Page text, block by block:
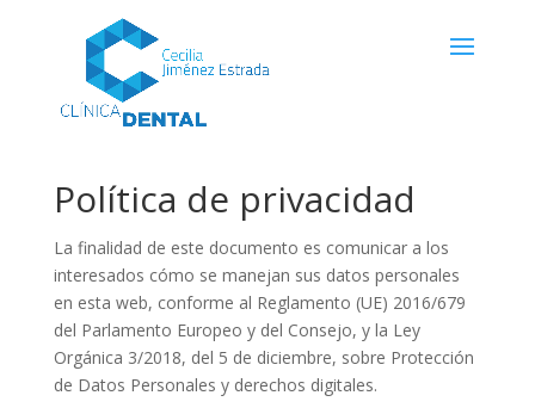
Política de privacidad
La finalidad de este documento es comunicar a los
interesados cómo se manejan sus datos personales
en esta web, conforme al Reglamento (UE) 2016/679
del Parlamento Europeo y del Consejo, y la Ley
Orgánica 3/2018, del 5 de diciembre, sobre Protección
de Datos Personales y derechos digitales.